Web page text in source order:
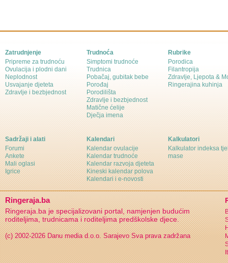
Zatrudnjenje
Pripreme za trudnoću
Ovulacija i plodni dani
Neplodnost
Usvajanje djeteta
Zdravlje i bezbjednost
Trudnoća
Simptomi trudnoće
Trudnica
Pobačaj, gubitak bebe
Porođaj
Porodilišta
Zdravlje i bezbjednost
Matične ćelije
Dječja imena
Rubrike
Porodica
Filantropija
Zdravlje, Ljepota &
Ringerajina kuhinja
Sadržaji i alati
Forumi
Ankete
Mali oglasi
Igrice
Kalendari
Kalendar ovulacije
Kalendar trudnoće
Kalendar razvoja djeteta
Kineski kalendar polova
Kalendari i e-novosti
Kalkulatori
Kalkulator indeksa
mase
Ringeraja.ba
Ringeraja.ba je specijalizovani portal, namjenjen budućim
roditeljima, trudnicama i roditeljima predškolske djece.
(c) 2002-2026 Danu media d.o.o. Sarajevo Sva prava zadržana